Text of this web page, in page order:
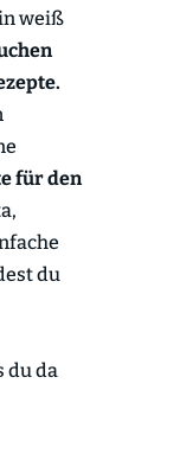
weiß
für den
du
du da